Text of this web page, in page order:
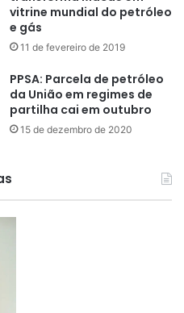
vitrine mundial do petróleo
e gás
11 de fevereiro de 2019
PPSA: Parcela de petróleo
da União em regimes de
partilha cai em outubro
15 de dezembro de 2020